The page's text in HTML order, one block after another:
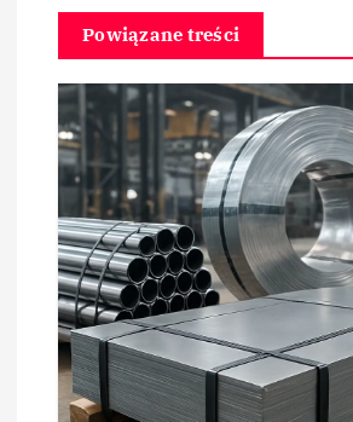
g
a
c
a
w
p
Powiązane treści